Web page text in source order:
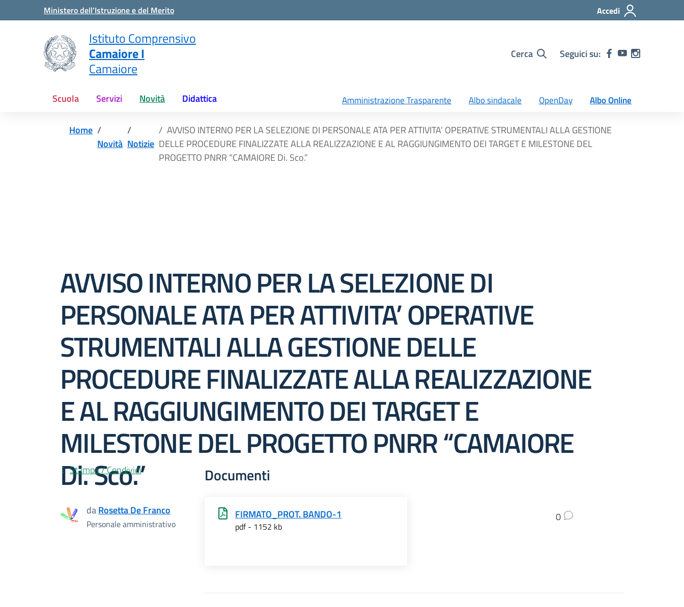
Vai ai contenuti
Vai al menu di navigazione
Ministero dell'Istruzione e del Merito Accedi
Istituto Comprensivo
Camaiore I
Camaiore
Cerca Seguici su:
Scuola Servizi Novità Didattica Amministrazione Trasparente Albo sindacale OpenDay Albo Online
Home
Novità Notizie
AVVISO INTERNO PER LA SELEZIONE DI PERSONALE ATA PER ATTIVITA’ OPERATIVE STRUMENTALI ALLA GESTIONE
DELLE PROCEDURE FINALIZZATE ALLA REALIZZAZIONE E AL RAGGIUNGIMENTO DEI TARGET E MILESTONE DEL
PROGETTO PNRR “CAMAIORE Di. Sco.”
AVVISO INTERNO PER LA SELEZIONE DI
PERSONALE ATA PER ATTIVITA’ OPERATIVE
STRUMENTALI ALLA GESTIONE DELLE
PROCEDURE FINALIZZATE ALLA REALIZZAZIONE
E AL RAGGIUNGIMENTO DEI TARGET E
MILESTONE DEL PROGETTO PNRR “CAMAIORE
Di. Sco.”
daRosetta De Franco
Personale amministrativo
0
Documenti
FIRMATO_PROT. BANDO-1
pdf - 1152 kb
Stampa / Condividi